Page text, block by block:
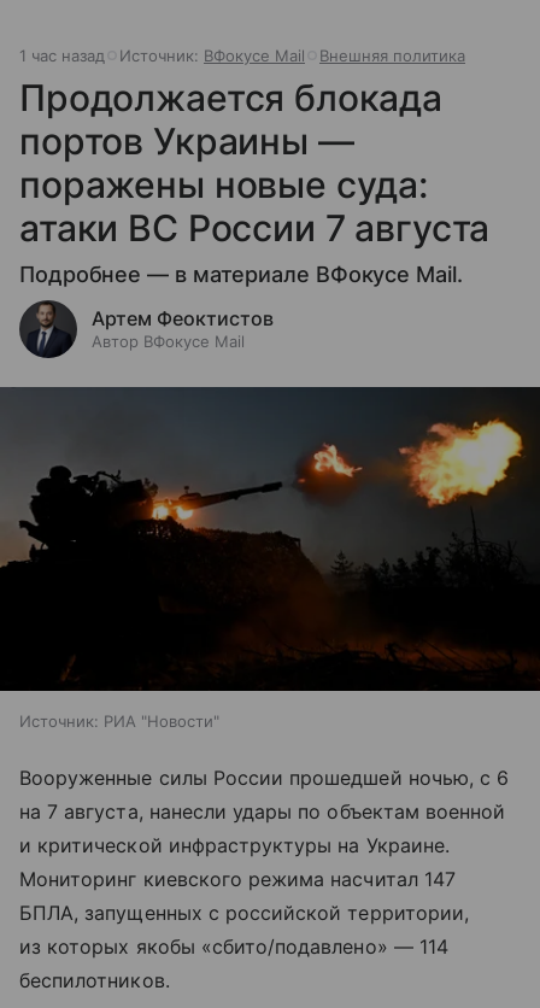
1 час назад Источник: ВФокусе Mail Внешняя политика
Продолжается блокада
портов Украины —
поражены новые суда:
атаки ВС России 7 августа
Подробнее — в материале ВФокусе Mail.
Артем Феоктистов
Автор ВФокусе Mail
Источник: РИА "Новости"
Вооруженные силы России прошедшей ночью, с 6
на 7 августа, нанесли удары по объектам военной
и критической инфраструктуры на Украине.
Мониторинг киевского режима насчитал 147
БПЛА, запущенных с российской территории,
из которых якобы «сбито/подавлено» — 114
беспилотников.